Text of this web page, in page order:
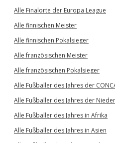
Alle Finalorte der Europa League
Alle finnischen Meister
Alle finnischen Pokalsieger
Alle französischen Meister
Alle französischen Pokalsieger
Alle Fußballer des Jahres der
Alle Fußballer des Jahres der
Alle Fußballer des Jahres in Afrika
Alle Fußballer des Jahres in Asien